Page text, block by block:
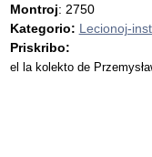
Montroj: 2750
Kategorio: Lecionoj-
Priskribo:
el la kolekto de